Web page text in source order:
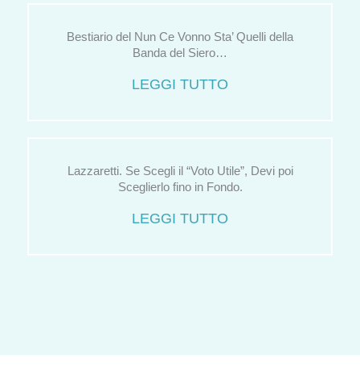
Bestiario del Nun Ce Vonno Sta’ Quelli della
Banda del Siero…
LEGGI TUTTO
Lazzaretti. Se Scegli il “Voto Utile”, Devi poi
Sceglierlo fino in Fondo.
LEGGI TUTTO